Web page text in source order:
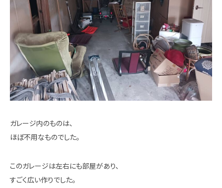
ガレージ内のものは、
ほぼ不用なものでした。
このガレージは左右にも部屋があり、
すごく広い作りでした。